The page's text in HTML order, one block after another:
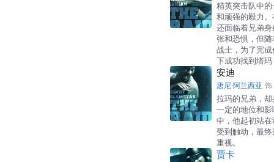
精英突击队中
和顽强的毅力
还面临着兄弟
张和恐惧，但
战士，为了完
下成功找到塔
安迪
唐尼·阿兰西亚 饰
拉玛的兄弟，
一定的地位和
中，他起初站
受到触动，最
重视。
贾卡